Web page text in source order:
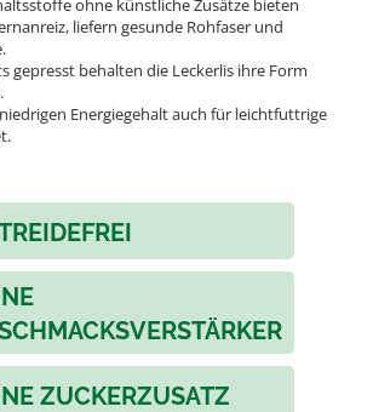
ohne künstliche Zusätze bieten
liefern gesunde Rohfaser und
gepresst behalten die Leckerlis ihre Form
Energiegehalt auch für leichtfuttrige
ZUCKERZUSATZ